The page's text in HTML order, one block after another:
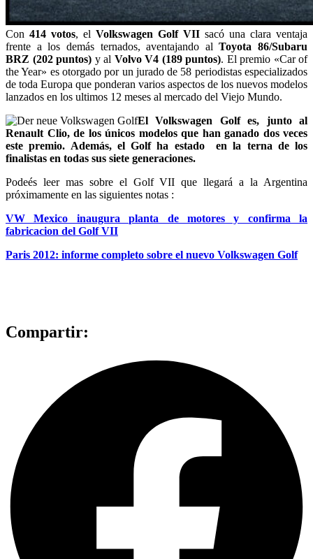
Con 414 votos, el Volkswagen Golf VII sacó una clara ventaja
frente a los demás ternados, aventajando alToyota 86/Subaru
BRZ (202 puntos) y al Volvo V4 (189 puntos). El premio «Car of
the Year» es otorgado por un jurado de 58 periodistas especializados
de toda Europa que ponderan varios aspectos de los nuevos modelos
lanzados en los ultimos 12 meses al mercado del Viejo Mundo.
El Volkswagen Golf es, junto al
Renault Clio, de los únicos modelos que han ganado dos veces
este premio. Además, el Golf ha estado en la terna de los
finalistas en todas sus siete generaciones.
Podeés leer mas sobre el Golf VII que llegará a la Argentina
próximamente en las siguientes notas :
VW Mexico inaugura planta de motores y confirma la
fabricacion del Golf VII
Paris 2012: informe completo sobre el nuevo Volkswagen Golf
Compartir: